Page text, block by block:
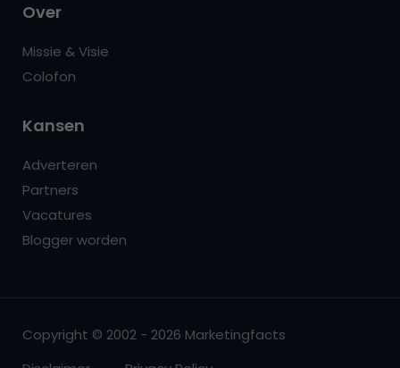
Over
Missie & Visie
Colofon
Kansen
Adverteren
Partners
Vacatures
Blogger worden
Copyright © 2002 - 2026 Marketingfacts